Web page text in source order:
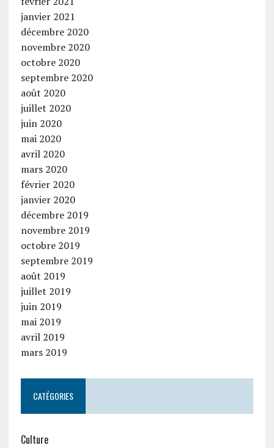
janvier 2021
décembre 2020
novembre 2020
octobre 2020
septembre 2020
août 2020
juillet 2020
juin 2020
mai 2020
avril 2020
mars 2020
février 2020
janvier 2020
décembre 2019
novembre 2019
octobre 2019
septembre 2019
août 2019
juillet 2019
juin 2019
mai 2019
avril 2019
mars 2019
CATÉGORIES
Culture